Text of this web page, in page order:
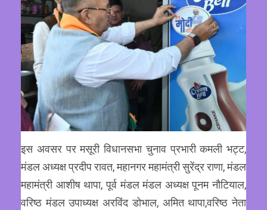
इस अवसर पर मसूरी विधानसभा चुनाव प्रभारी कमली भट्ट,
मंडल अध्यक्ष प्रदीप रावत, महानगर महामंत्री सुरेंद्र राणा, मंडल
महामंत्री आशीष थापा, पूर्व मंडल मंडल अध्यक्ष पूनम नौटियाल,
वरिष्ठ मंडल उपाध्यक्ष अरविंद डोभाल, अमित थापा,वरिष्ठ नेता